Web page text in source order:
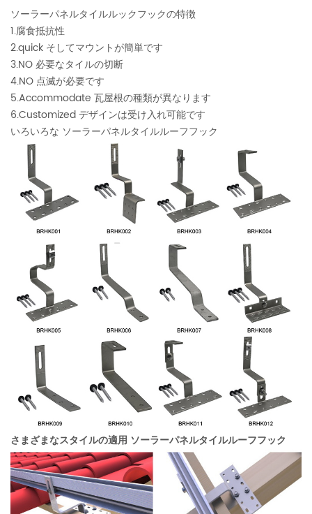
ソーラーパネルタイルルックフックの特徴
1.腐食抵抗性
2.quick そしてマウントが簡単です
3.NO 必要なタイルの切断
4.NO 点滅が必要です
5.Accommodate 瓦屋根の種類が異なります
6.Customized デザインは受け入れ可能です
いろいろな ソーラーパネルタイルルーフフック
さまざまなスタイルの適用 ソーラーパネルタイルルーフフック